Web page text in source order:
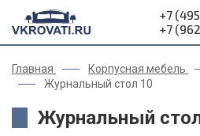
+7
+7
Главная Корпусная мебель
Журнальный стол 10
Журнальный